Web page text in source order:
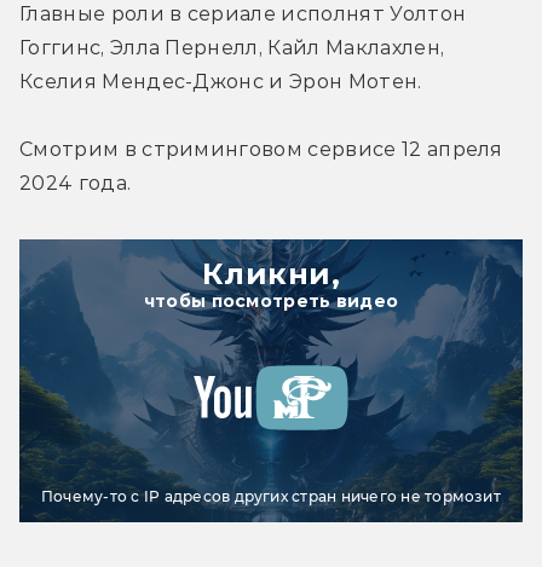
Главные роли в сериале исполнят Уолтон
Гоггинс, Элла Пернелл, Кайл Маклахлен,
Кселия Мендес-Джонс и Эрон Мотен.
Смотрим в стриминговом сервисе 12 апреля
2024 года.
Кликни,
чтобы посмотреть видео
Почему-то с IP адресов других стран ничего не тормозит